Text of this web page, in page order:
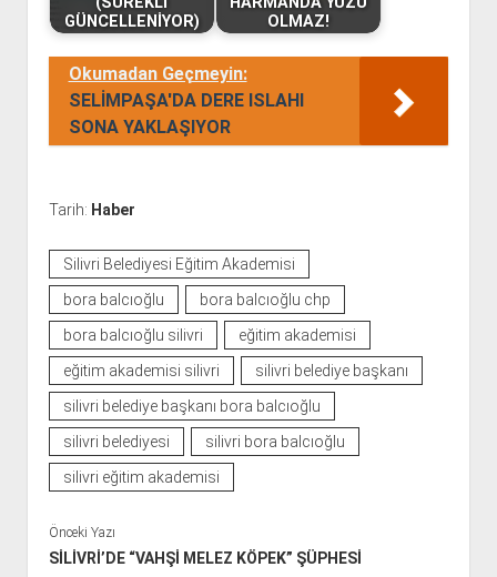
GÜNCELLENİYOR)
OLMAZ!
Okumadan Geçmeyin:
SELİMPAŞA'DA DERE ISLAHI
SONA YAKLAŞIYOR
Tarih: Haber
Silivri Belediyesi Eğitim Akademisi
bora balcıoğlu
bora balcıoğlu chp
bora balcıoğlu silivri
eğitim akademisi
eğitim akademisi silivri
silivri belediye başkanı
silivri belediye başkanı bora balcıoğlu
silivri belediyesi
silivri bora balcıoğlu
silivri eğitim akademisi
Önceki Yazı
SİLİVRİ’DE “VAHŞİ MELEZ KÖPEK” ŞÜPHESİ